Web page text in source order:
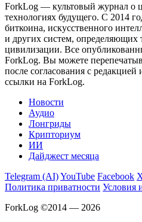
ForkLog — культовый журнал о
технологиях будущего. С 2014
биткоина, искусственного
и других систем, определяющих
цивилизации. Все
ForkLog. Вы можете
после согласования с редакцией
ссылки на ForkLog.
Новости
Аудио
Лонгриды
Крипториум
ИИ
Дайджест месяца
Telegram (AI)YouTube Facebook
Политика приватности Условия
ForkLog ©2014 — 2026